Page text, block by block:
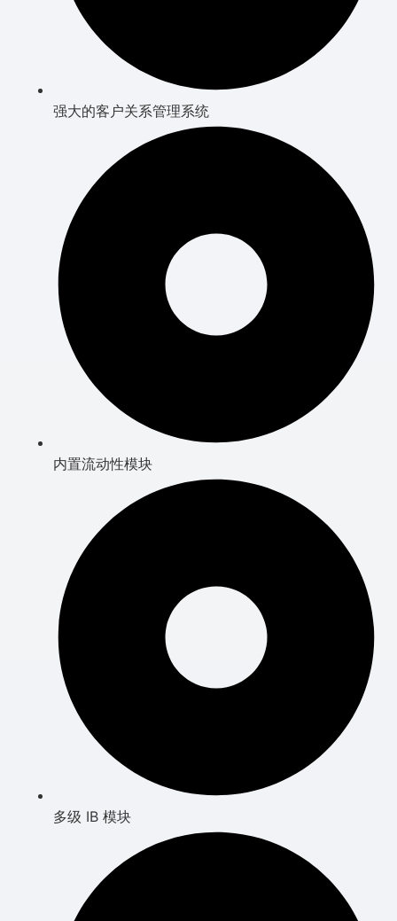
强大的客户关系管理系统
内置流动性模块
多级 IB 模块